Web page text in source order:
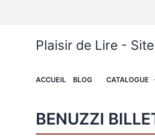
Plaisir de Lire -
ACCUEIL BLOG CATALOGUE
BENUZZI